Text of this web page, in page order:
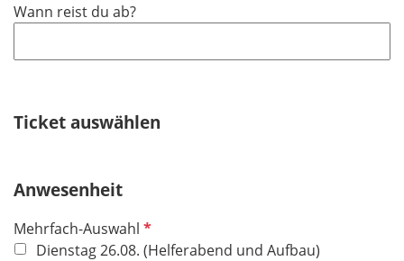
Wann reist du ab?
Ticket auswählen
Anwesenheit
Mehrfach-Auswahl P
Dienstag 26.08. (Helferabend und Aufbau)